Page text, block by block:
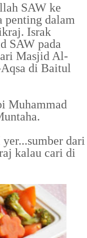
SAW ke
penting dalam
Israk
SAW pada
Masjid Al-
di Baitul
Muhammad
yer...sumber dari
kalau cari di